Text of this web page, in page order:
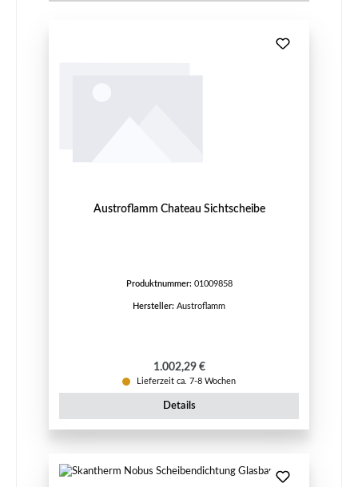
Austroflamm Chateau Sichtscheibe
Produktnummer: 01009858
Hersteller: Austroflamm
Regulärer Preis:
1.002,29 €
Lieferzeit ca. 7-8 Wochen
Details